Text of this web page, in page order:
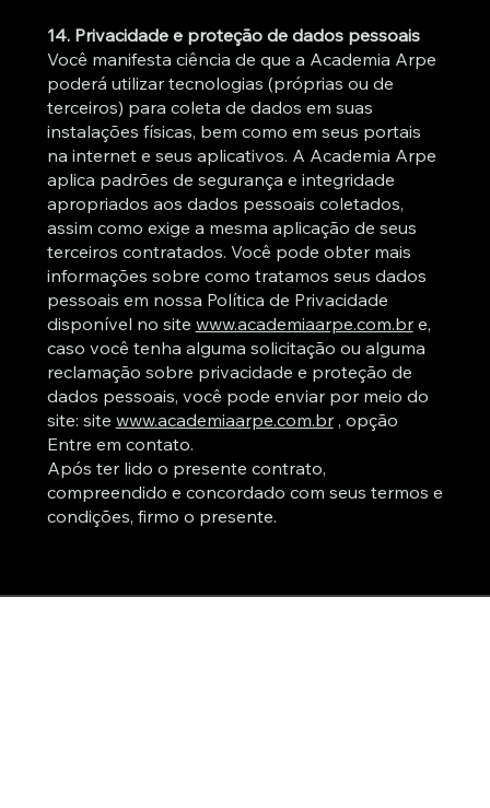
14. Privacidade e proteção de dados pessoais
Você manifesta ciência de que a Academia Arpe
poderá utilizar tecnologias (próprias ou de
terceiros) para coleta de dados em suas
instalações físicas, bem como em seus portais
na internet e seus aplicativos. A Academia Arpe
aplica padrões de segurança e integridade
apropriados aos dados pessoais coletados,
assim como exige a mesma aplicação de seus
terceiros contratados. Você pode obter mais
informações sobre como tratamos seus dados
pessoais em nossa Política de Privacidade
disponível no site www.academiaarpe.com.bre,
caso você tenha alguma solicitação ou alguma
reclamação sobre privacidade e proteção de
dados pessoais, você pode enviar por meio do
site: site www.academiaarpe.com.br, opção
Entre em contato.
Após ter lido o presente contrato,
compreendido e concordado com seus termos e
condições, firmo o presente.